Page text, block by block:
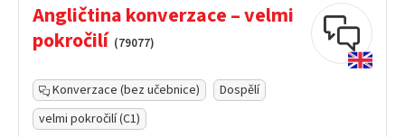
Angličtina konverzace – velmi
pokročilí (79077)
Konverzace (bez učebnice)
Dospělí
velmi pokročilí (C1)